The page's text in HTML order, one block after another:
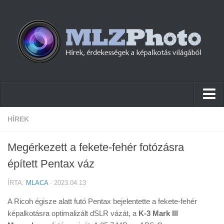
Hírek
Cikkek
Szoftver
Tudástár
HÍREK
Megérkezett a fekete-fehér fotózásra
épített Pentax váz
ÍRTA: MLACA· 2023.04.13
A Ricoh égisze alatt futó Pentax bejelentette a fekete-fehér
képalkotásra optimalizált dSLR vázát, a K-3 Mark III